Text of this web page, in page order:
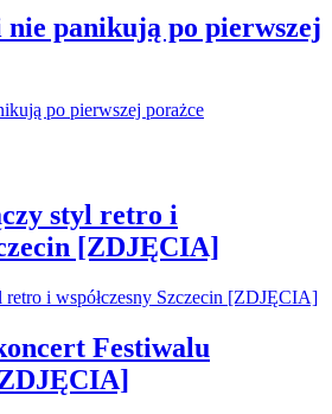
nie panikują po pierwszej
styl retro i
[ZDJĘCIA]
Festiwalu